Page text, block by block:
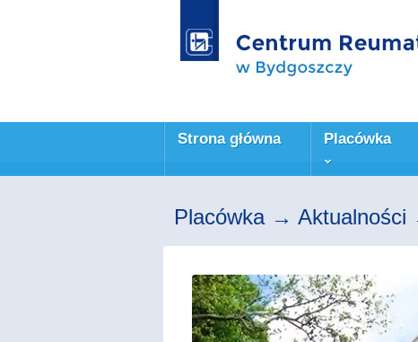
Strona główna Placówka
Placówka → Aktualności